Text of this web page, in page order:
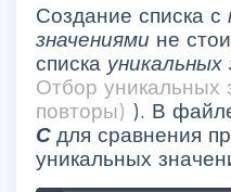
Создание списка с
значениями не
списка уникальных
Отбор уникальных
повторы) ). В
С для сравнения
уникальных